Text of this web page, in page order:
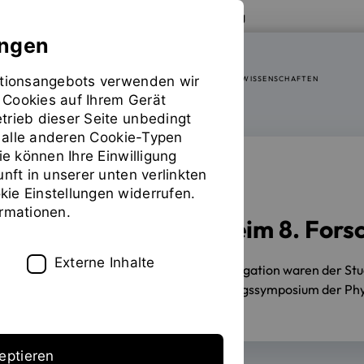
Zur Website der OTH Regensburg
FAKULTÄT SOZIAL- UND GESUNDHEITSWISSENSCHAFTEN
FACHTAGUNG
Aktiv vertreten beim 8.
06.12.2024Mit einer starken Delegation waren der
November 2024 beim 8. Forschungssymposium der
verwenden wir
auf Ihrem Gerät
dieser Seite unbedingt
anderen Cookie-Typen
können Ihre Einwilligung
in unserer unten verlinkten
Einstellungen widerrufen.
Externe Inhalte